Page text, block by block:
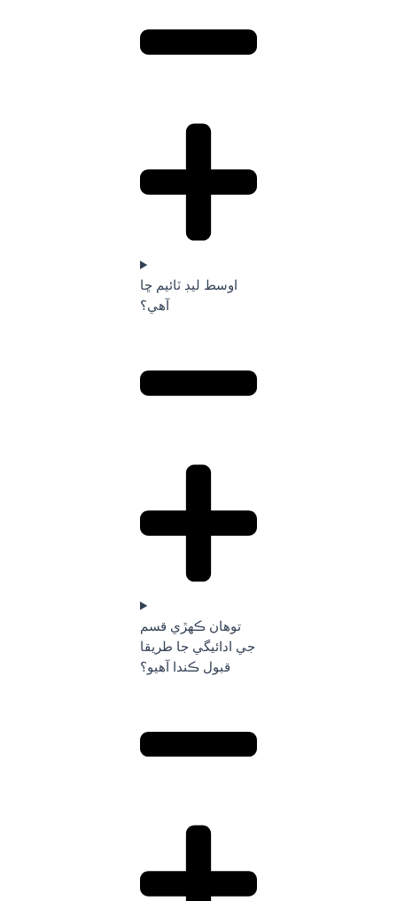
اوسط ليڊ ٽائيم ڇا
آهي؟
توهان ڪهڙي قسم
جي ادائيگي جا طريقا
قبول ڪندا آهيو؟